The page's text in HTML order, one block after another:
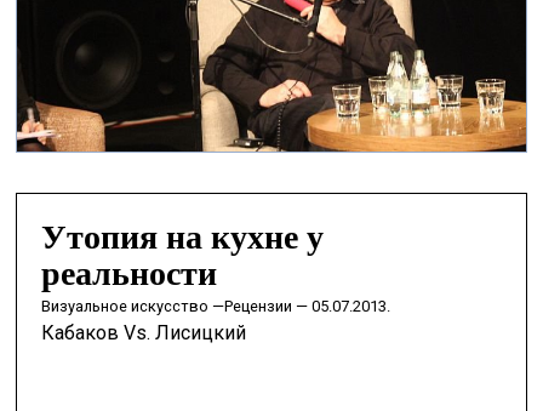
Утопия на кухне у
реальности
визуальное искусство —Рецензии — 05.07.2013.
Кабаков Vs. Лисицкий